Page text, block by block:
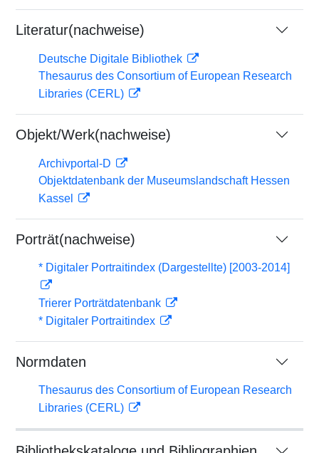
Literatur(nachweise)
Deutsche Digitale Bibliothek
Thesaurus des Consortium of European Research
Libraries (CERL)
Objekt/Werk(nachweise)
Archivportal-D
Objektdatenbank der Museumslandschaft Hessen
Kassel
Porträt(nachweise)
* Digitaler Portraitindex (Dargestellte) [2003-2014]
Trierer Porträtdatenbank
* Digitaler Portraitindex
Normdaten
Thesaurus des Consortium of European Research
Libraries (CERL)